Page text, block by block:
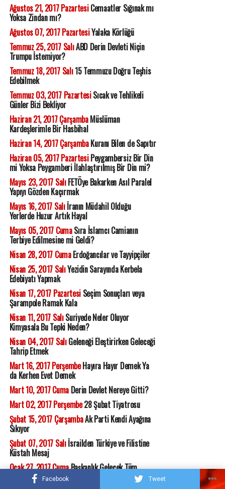
Facebook Tweet
Ağustos 21, 2017 PazartesiCemaatler Sığınak mı
Yoksa Zindan mı?
Ağustos 07, 2017 PazartesiYalaka Körlüğü
Temmuz 25, 2017 SalıABD Derin Devleti Niçin
Trumpu İstemiyor?
Temmuz 18, 2017 Salı15 Temmuzu Doğru Teşhis
Edebilmek
Temmuz 03, 2017 PazartesiSıcak ve Tehlikeli
Günler Bizi Bekliyor
Haziran 21, 2017 ÇarşambaMüslüman
Kardeşlerimle Bir Hasbihal
Haziran 14, 2017 ÇarşambaKuranı Bilen de Sapıtır
Haziran 05, 2017 PazartesiPeygambersiz Bir Din
mi Yoksa Peygamberi İlahlaştırılmış Bir Din mi?
Mayıs 23, 2017 SalıFETÖye Bakarken Asıl Paralel
Yapıyı Gözden Kaçırmak
Mayıs 16, 2017 Salıİranın Müdahil Olduğu
Yerlerde Huzur Artık Hayal
Mayıs 05, 2017 CumaSıra İslamcı Camianın
Terbiye Edilmesine mi Geldi?
Nisan 28, 2017 CumaErdoğancılar ve Tayyipçiler
Nisan 25, 2017 SalıYezidin Sarayında Kerbela
Edebiyatı Yapmak
Nisan 17, 2017 PazartesiSeçim Sonuçları veya
Şarampole Ramak Kala
Nisan 11, 2017 SalıSuriyede Neler Oluyor
Kimyasala Bu Tepki Neden?
Nisan 04, 2017 SalıGeleneği Eleştirirken Geleceği
Tahrip Etmek
Mart 16, 2017 PerşembeHayıra Hayır Demek Ya
da Kerhen Evet Demek
Mart 10, 2017 CumaDerin Devlet Nereye Gitti?
Mart 02, 2017 Perşembe28 Şubat Tiyatrosu
Şubat 15, 2017 ÇarşambaAk Parti Kendi Ayağına
Sıkıyor
Şubat 07, 2017 Salıİsrailden Türkiye ve Filistine
Küstah Mesaj
Ocak 27, 2017 CumaBaşkanlık Gelecek Tüm
Dertler Bitecek (mi?)